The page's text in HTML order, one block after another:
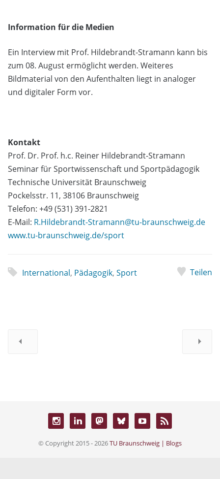
Information für die Medien
Ein Interview mit Prof. Hildebrandt-Stramann kann bis
zum 08. August ermöglicht werden. Weiteres
Bildmaterial von den Aufenthalten liegt in analoger
und digitaler Form vor.
Kontakt
Prof. Dr. Prof. h.c. Reiner Hildebrandt-Stramann
Seminar für Sportwissenschaft und Sportpädagogik
Technische Universität Braunschweig
Pockelsstr. 11, 38106 Braunschweig
Telefon: +49 (531) 391-2821
E-Mail: R.Hildebrandt-Stramann@tu-braunschweig.de
www.tu-braunschweig.de/sport
International, Pädagogik, Sport Teilen
© Copyright 2015 - 2026TU Braunschweig | Blogs